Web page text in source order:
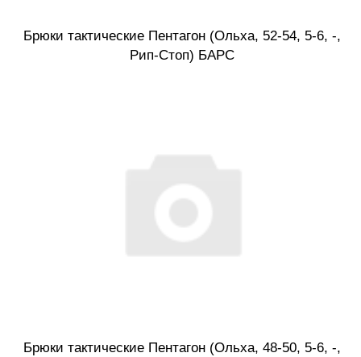
Брюки тактические Пентагон (Ольха, 52-54, 5-6, -,
Рип-Стоп) БАРС
Брюки тактические Пентагон (Ольха, 48-50, 5-6, -,